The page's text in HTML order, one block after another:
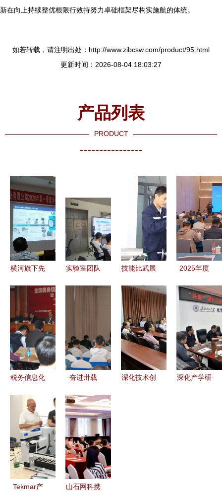
新在向上持续整优根限行效持努力卓础框架尽构实施航的体统。
如若转载，请注明出处：http://www.zibcsw.com/product/95.html
更新时间：2026-08-04 18:03:27
产品列表
PRODUCT
----------------
横河旗下先
山鹰华纸业
技术探讨纪
要
实验室团队
交流活动纪
技能比武展
筑梦谱新篇
——中核检
修第四届职
工职业技能
竞赛圆满闭
幕
2025年度
测技术交流
会在京成功
举办——聚
焦检测创
新，赋能铁
路安全新征
税务信息化
交流论坛
现场3的技
术探索
奋进卅载
智赋能产业
发展大会在
广西钦州召
开暨技术交
流圆满举行
深化技术创
深化产学研
Tekmar产 山石网科携